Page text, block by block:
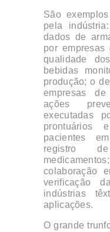
São
pela
dados de
por
qualidade
bebidas
produção; o
empresas
ações
executadas
prontuários
pacientes
registro
colaboração
verificação
indústrias
aplicações.
O grande